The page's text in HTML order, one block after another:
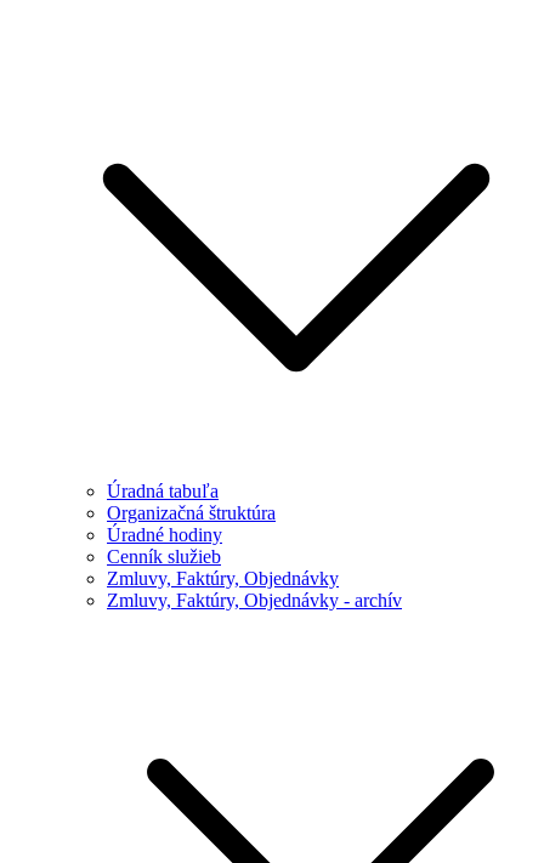
Úradná tabuľa
Organizačná štruktúra
Úradné hodiny
Cenník služieb
Zmluvy, Faktúry, Objednávky
Zmluvy, Faktúry, Objednávky - archív